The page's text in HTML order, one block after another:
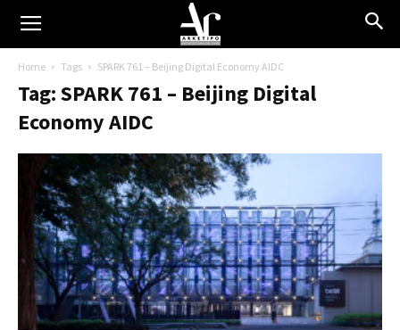
Home Tags SPARK 761 – Beijing Digital Economy AIDC
Tag: SPARK 761 – Beijing Digital
Economy AIDC